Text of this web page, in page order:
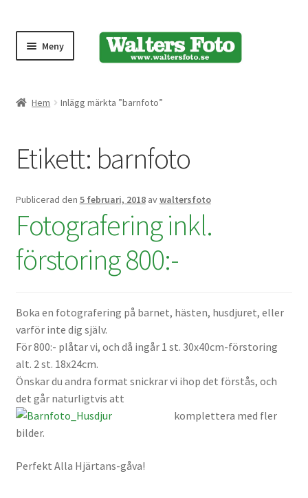
Meny
Bärremmar
Fjärrkontroller
Väskor
Objektiv Canon
Objektiv Nikon
Objektiv övriga
Objektivlock
Hem Inlägg märkta ”barnfoto”
Etikett: barnfoto
Publicerad den 5 februari, 2018 avwaltersfoto
Fotografering inkl.
förstoring 800:-
Boka en fotografering på barnet, hästen, husdjuret, eller
varför inte dig själv.
För 800:- plåtar vi, och då ingår 1 st. 30x40cm-förstoring
alt. 2 st. 18x24cm.
Önskar du andra format snickrar vi ihop det förstås, och
det går naturligtvis att
komplettera med fler
bilder.
Perfekt Alla Hjärtans-gåva!